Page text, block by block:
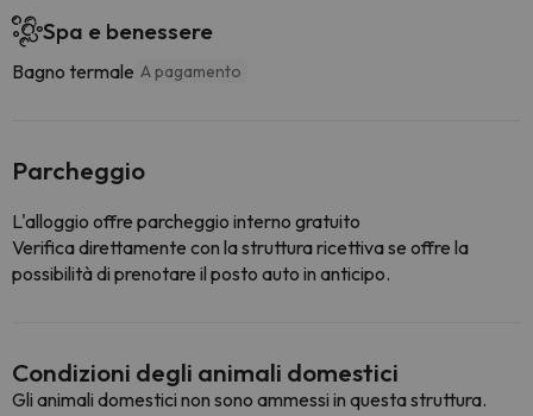
Spa e benessere
Bagno termale A pagamento
Parcheggio
L'alloggio offre parcheggio interno gratuito
Verifica direttamente con la struttura ricettiva se offre la
possibilità di prenotare il posto auto in anticipo.
Condizioni degli animali domestici
Gli animali domestici non sono ammessi in questa struttura.